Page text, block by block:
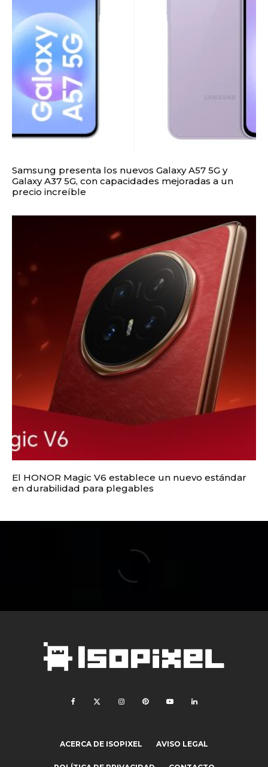
Samsung presenta los nuevos Galaxy A57 5G y
Galaxy A37 5G, con capacidades mejoradas a un
precio increíble
El HONOR Magic V6 establece un nuevo estándar
en durabilidad para plegables
ACERCA DE ISOPIXEL AVISO LEGAL